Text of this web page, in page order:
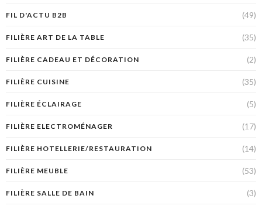
FIL D'ACTU B2B (49)
FILIÈRE ART DE LA TABLE (35)
FILIÈRE CADEAU ET DÉCORATION (2)
FILIÈRE CUISINE (35)
FILIÈRE ÉCLAIRAGE (5)
FILIÈRE ELECTROMÉNAGER (17)
FILIÈRE HOTELLERIE/RESTAURATION (14)
FILIÈRE MEUBLE (53)
FILIÈRE SALLE DE BAIN (3)